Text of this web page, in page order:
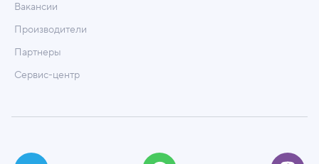
Вакансии
Производители
Партнеры
Сервис-центр